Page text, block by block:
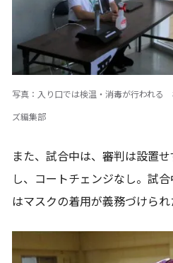
写真：入り口では検温・消毒が行われる
ズ編集部
また、試合中は、審判は設置
し、コートチェンジなし。試
はマスクの着用が義務づけられ